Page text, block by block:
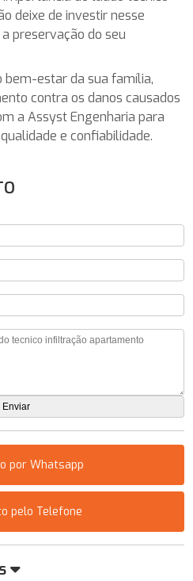
deixe de investir nesse
preservação do seu
bem-estar da sua família,
contra os danos causados
a Assyst Engenharia para
e confiabilidade.
por Whatsapp
pelo Telefone